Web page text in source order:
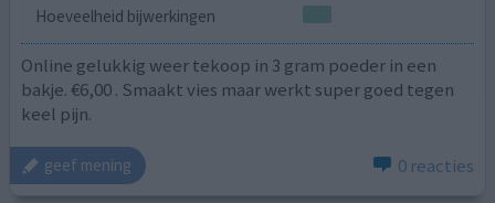
Hoeveelheid bijwerkingen
Online gelukkig weer tekoop in 3 gram poeder in een
bakje. €6,00 . Smaakt vies maar werkt super goed tegen
keel pijn.
geef mening 0 reacties